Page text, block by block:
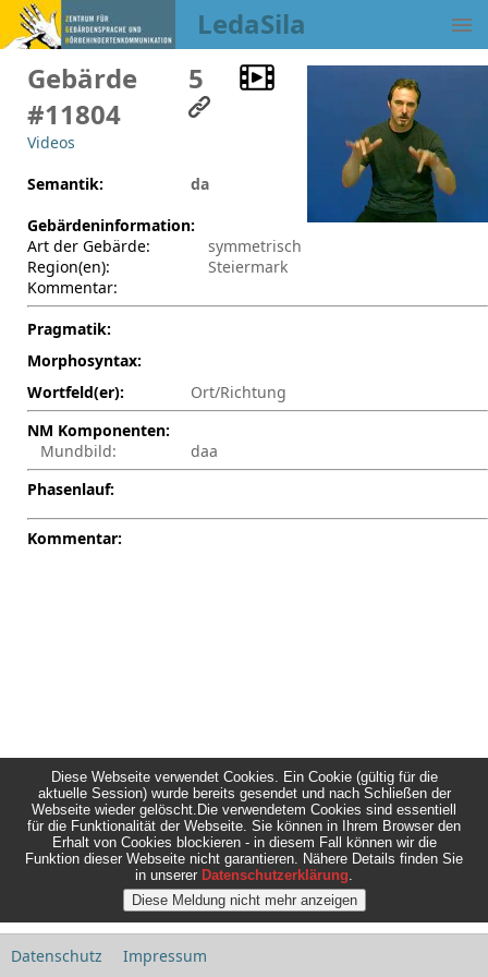
LedaSila
Gebärde
#11804
Videos
5
Semantik:
da
Gebärdeninformation:
Art der Gebärde:
symmetrisch
Region(en):
Steiermark
Kommentar:
Pragmatik:
Morphosyntax:
Wortfeld(er):
Ort/Richtung
NM Komponenten:
Mundbild:
daa
Phasenlauf:
Kommentar:
Datenschutz Impressum
Diese Webseite verwendet Cookies. Ein Cookie (gültig für die
aktuelle Session) wurde bereits gesendet und nach Schließen der
Webseite wieder gelöscht.Die verwendetem Cookies sind essentiell
für die Funktionalität der Webseite. Sie können in Ihrem Browser den
Erhalt von Cookies blockieren - in diesem Fall können wir die
Funktion dieser Webseite nicht garantieren. Nähere Details finden Sie
in unserer Datenschutzerklärung.